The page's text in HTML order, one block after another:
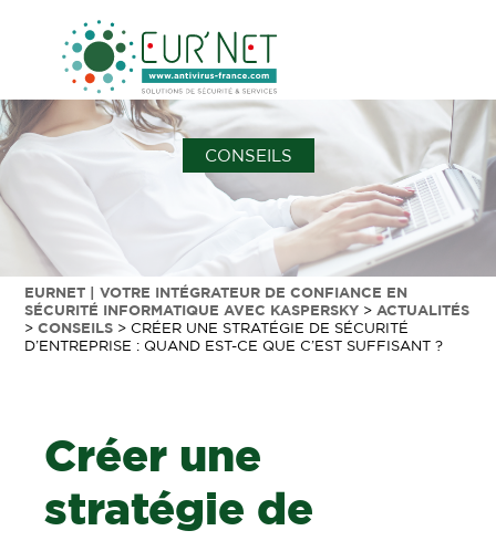
CONSEILS
EURNET | VOTRE INTÉGRATEUR DE CONFIANCE EN
SÉCURITÉ INFORMATIQUE AVEC KASPERSKY >ACTUALITÉS
>CONSEILS > CRÉER UNE STRATÉGIE DE SÉCURITÉ
D’ENTREPRISE : QUAND EST-CE QUE C’EST SUFFISANT ?
Créer une
stratégie de